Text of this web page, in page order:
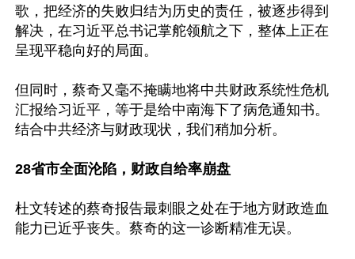
歌，把经济的失败归结为历史的责任，被逐步得到
解决，在习近平总书记掌舵领航之下，整体上正在
呈现平稳向好的局面。
但同时，蔡奇又毫不掩瞒地将中共财政系统性危机
汇报给习近平，等于是给中南海下了病危通知书。
结合中共经济与财政现状，我们稍加分析。
28省市全面沦陷，财政自给率崩盘
杜文转述的蔡奇报告最刺眼之处在于地方财政造血
能力已近乎丧失。蔡奇的这一诊断精准无误。